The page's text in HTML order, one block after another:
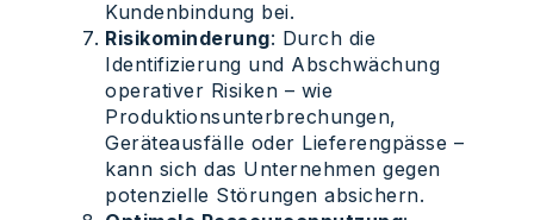
Kundenbindung bei.
Risikominderung: Durch die
Identifizierung und Abschwächung
operativer Risiken – wie
Produktionsunterbrechungen,
Geräteausfälle oder Lieferengpässe –
kann sich das Unternehmen gegen
potenzielle Störungen absichern.